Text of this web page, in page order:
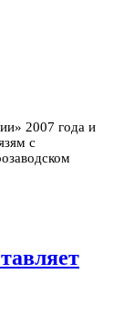
2007 года и
с